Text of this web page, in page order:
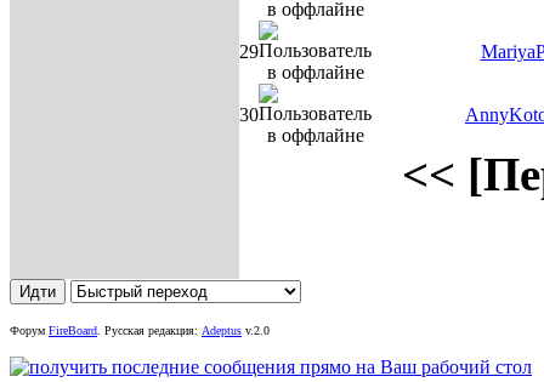
29
30
<<
Форум FireBoard Русская редакция: Adeptus v.2.0